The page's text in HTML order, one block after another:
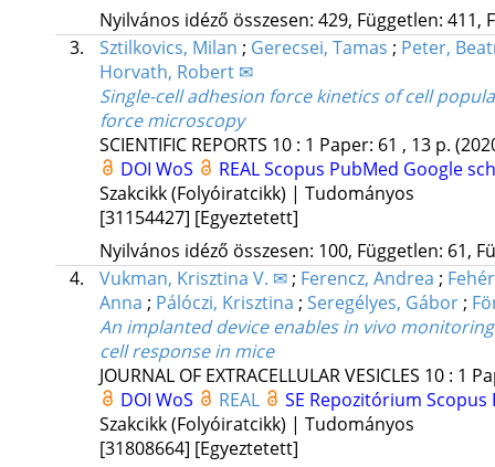
Nyilvános idéző összesen: 429, Független: 411,
3.
Sztilkovics, Milan ; Gerecsei, Tamas ; Peter,
Horvath, Robert ✉
Single-cell adhesion force kinetics of cell
force microscopy
SCIENTIFIC REPORTS 10: 1 Paper: 61 , 13 p.
DOI WoS REALScopus PubMed Google
Szakcikk (Folyóiratcikk) | Tudományos
[31154427] [Egyeztetett]
Nyilvános idéző összesen: 100, Független: 61,
4.
Vukman, Krisztina V. ✉ ; Ferencz, Andrea ;
Anna ; Pálóczi, Krisztina ; Seregélyes, Gábor ;
An implanted device enables in vivo
cell response in mice
JOURNAL OF EXTRACELLULAR VESICLES 10: 1
DOI WoS REAL SE Repozitórium Scopus
Szakcikk (Folyóiratcikk) | Tudományos
[31808664] [Egyeztetett]